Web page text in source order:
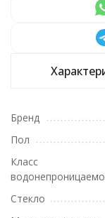
Бренд
Пол
Класс
Стекло